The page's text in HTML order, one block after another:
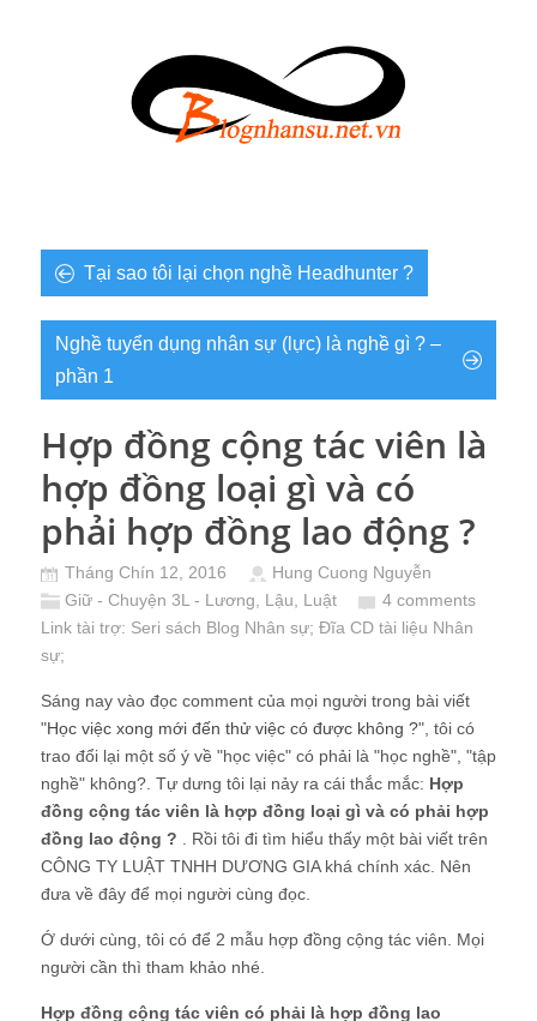
Tại sao tôi lại chọn nghề Headhunter ?
Nghề tuyển dụng nhân sự (lực) là nghề gì ? –
phần 1
Hợp đồng cộng tác viên là
hợp đồng loại gì và có
phải hợp đồng lao động ?
Tháng Chín 12, 2016
Hung Cuong Nguyễn
Giữ - Chuyện 3L - Lương, Lậu, Luật
4 comments
Link tài trợ: Seri sách Blog Nhân sự; Đĩa CD tài liệu Nhân
sự;
Sáng nay vào đọc comment của mọi người trong bài viết
"Học việc xong mới đến thử việc có được không ?", tôi có
trao đổi lại một số ý về "học việc" có phải là "học nghề", "tập
nghề" không?. Tự dưng tôi lại nảy ra cái thắc mắc: Hợp
đồng cộng tác viên là hợp đồng loại gì và có phải hợp
đồng lao động ? . Rồi tôi đi tìm hiểu thấy một bài viết trên
CÔNG TY LUẬT TNHH DƯƠNG GIA khá chính xác. Nên
đưa về đây để mọi người cùng đọc.
Ớ dưới cùng, tôi có để 2 mẫu hợp đồng cộng tác viên. Mọi
người cần thì tham khảo nhé.
Hợp đồng cộng tác viên có phải là hợp đồng lao